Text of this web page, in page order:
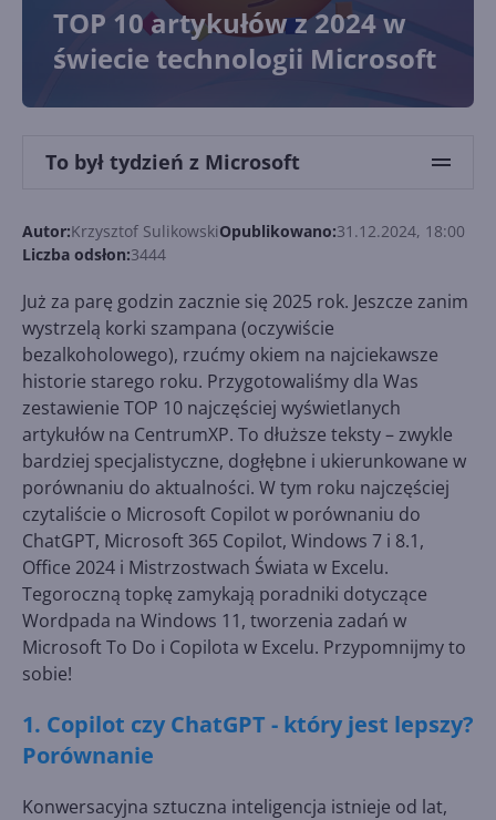
TOP 10 artykułów z 2024 w
świecie technologii Microsoft
To był tydzień z Microsoft
Autor:Krzysztof SulikowskiOpublikowano:31.12.2024, 18:00
Liczba odsłon:3444
Już za parę godzin zacznie się 2025 rok. Jeszcze zanim
wystrzelą korki szampana (oczywiście
bezalkoholowego), rzućmy okiem na najciekawsze
historie starego roku. Przygotowaliśmy dla Was
zestawienie TOP 10 najczęściej wyświetlanych
artykułów na CentrumXP. To dłuższe teksty – zwykle
bardziej specjalistyczne, dogłębne i ukierunkowane w
porównaniu do aktualności. W tym roku najczęściej
czytaliście o Microsoft Copilot w porównaniu do
ChatGPT, Microsoft 365 Copilot, Windows 7 i 8.1,
Office 2024 i Mistrzostwach Świata w Excelu.
Tegoroczną topkę zamykają poradniki dotyczące
Wordpada na Windows 11, tworzenia zadań w
Microsoft To Do i Copilota w Excelu. Przypomnijmy to
sobie!
1. Copilot czy ChatGPT - który jest lepszy?
Porównanie
Konwersacyjna sztuczna inteligencja istnieje od lat,